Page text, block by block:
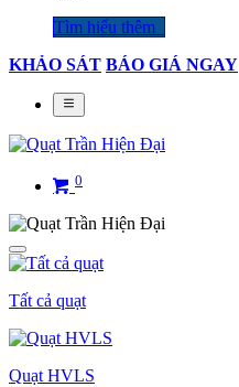
Tìm hiểu thêm​​​​​​​​
KHẢO SÁT BÁO GIÁ NGAY
0
Tất cả quạt
Quạt HVLS